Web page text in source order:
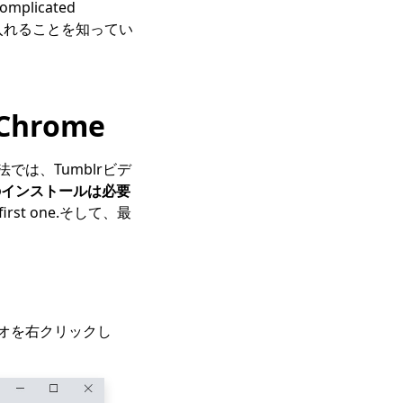
ることを知ってい
では、Tumblrビデ
ンストールは必要
one.そして、最
を右クリックし